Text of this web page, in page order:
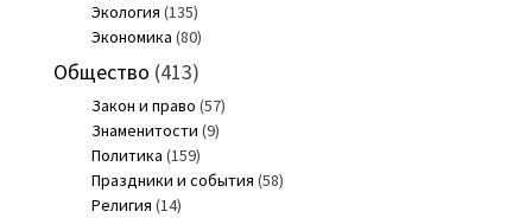
Экология (135)
Экономика (80)
Общество (413)
Закон и право (57)
Знаменитости (9)
Политика (159)
Праздники и события (58)
Религия (14)